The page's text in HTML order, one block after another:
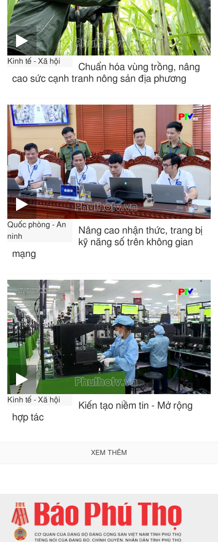
Kinh tế - Xã hội
Chuẩn hóa vùng trồng, nâng
cao sức cạnh tranh nông sản địa phương
Quốc phòng - An
ninh
Nâng cao nhận thức, trang bị
kỹ năng số trên không gian
mạng
Kinh tế - Xã hội
Kiến tạo niềm tin - Mở rộng
hợp tác
XEM THÊM